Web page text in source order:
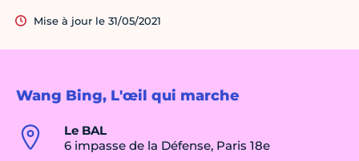
Wang Bing, L'œil qui marche
Le BAL
6 impasse de la Défense, Paris 18e
Mise à jour le 31/05/2021